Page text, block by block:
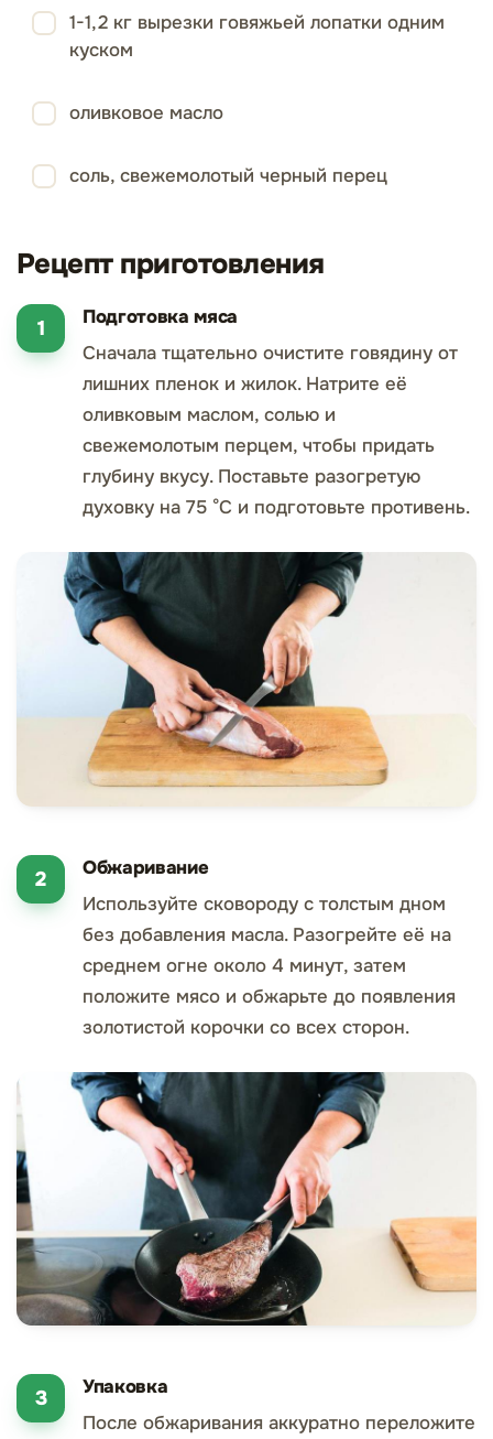
1-1,2 кг вырезки говяжьей лопатки одним
куском
оливковое масло
соль, свежемолотый черный перец
Рецепт приготовления
Подготовка мяса
Сначала тщательно очистите говядину от
лишних пленок и жилок. Натрите её
оливковым маслом, солью и
свежемолотым перцем, чтобы придать
глубину вкусу. Поставьте разогретую
духовку на 75 °С и подготовьте противень.
Обжаривание
Используйте сковороду с толстым дном
без добавления масла. Разогрейте её на
среднем огне около 4 минут, затем
положите мясо и обжарьте до появления
золотистой корочки со всех сторон.
Упаковка
После обжаривания аккуратно переложите